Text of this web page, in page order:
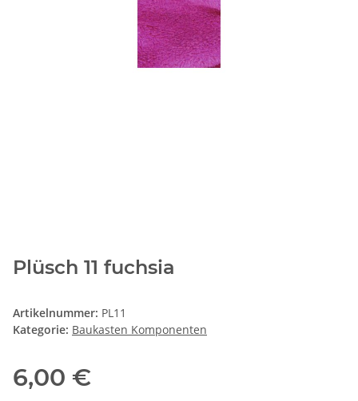
Plüsch 11 fuchsia
Artikelnummer: PL11
Kategorie: Baukasten Komponenten
6,00 €